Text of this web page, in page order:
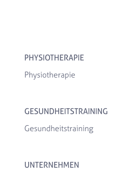
PHYSIOTHERAPIE
Physiotherapie
GESUNDHEITSTRAINING
Gesundheitstraining
UNTERNEHMEN